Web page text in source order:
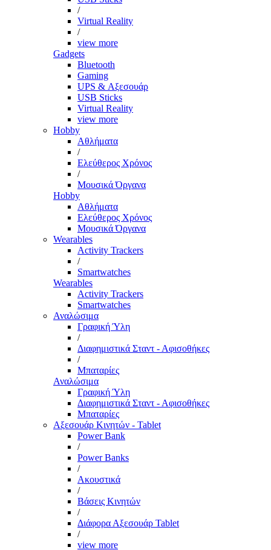
/
Virtual Reality
/
view more
Gadgets
Bluetooth
Gaming
UPS & Αξεσουάρ
USB Sticks
Virtual Reality
view more
Hobby
Αθλήματα
/
Ελεύθερος Χρόνος
/
Μουσικά Όργανα
Hobby
Αθλήματα
Ελεύθερος Χρόνος
Μουσικά Όργανα
Wearables
Activity Trackers
/
Smartwatches
Wearables
Activity Trackers
Smartwatches
Αναλώσιμα
Γραφική Ύλη
/
Διαφημιστικά Σταντ - Αφισοθήκες
/
Μπαταρίες
Αναλώσιμα
Γραφική Ύλη
Διαφημιστικά Σταντ - Αφισοθήκες
Μπαταρίες
Αξεσουάρ Κινητών - Tablet
Power Bank
/
Power Banks
/
Ακουστικά
/
Βάσεις Κινητών
/
Διάφορα Αξεσουάρ Tablet
/
view more